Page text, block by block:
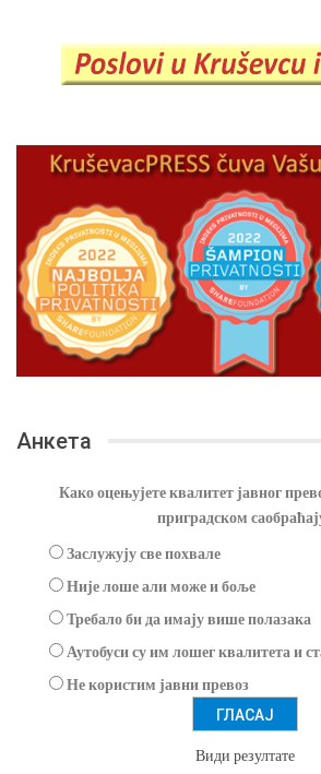
Анкета
Како оцењујете квалитет јавног
приградском
Заслужују све похвале
Није лоше али може и боље
Требало би да имају више полазака
Аутобуси су им лошег квалитета и
Не користим јавни превоз
Види резултате